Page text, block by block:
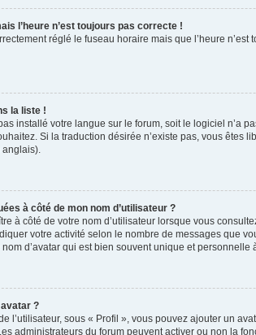
l’heure n’est toujours pas correcte !
réglé le fuseau horaire mais que l’heure
la liste !
installé votre langue sur le forum, soit le logiciel n’a
Si la traduction désirée n’existe pas, vous êtes
à côté de mon nom d’utilisateur ?
à côté de votre nom d’utilisateur lorsque vous
votre activité selon le nombre de messages que
d’avatar qui est bien souvent unique et personnelle
?
l’utilisateur, sous « Profil », vous pouvez ajouter un
administrateurs du forum peuvent activer ou non la